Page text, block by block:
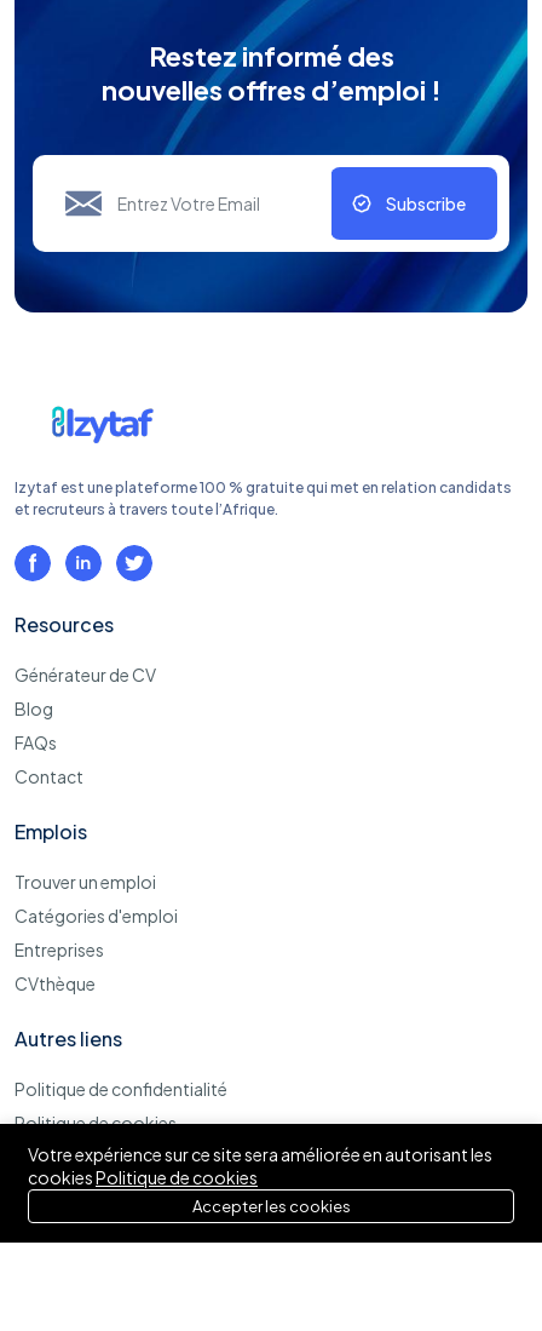
Restez informé des
nouvelles offres d’emploi !
Subscribe
Izytaf est une plateforme 100 % gratuite qui met en relation candidats
et recruteurs à travers toute l’Afrique.
Resources
Générateur de CV
Blog
FAQs
Contact
Emplois
Trouver un emploi
Catégories d'emploi
Entreprises
CVthèque
Autres liens
Politique de confidentialité
Politique de cookies
Termes et conditions d'utilisations
Votre expérience sur ce site sera améliorée en autorisant les
cookiesPolitique de cookies
Accepter les cookies